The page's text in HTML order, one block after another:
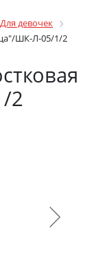
Для девочек
ШК-Л-05/1/2
2